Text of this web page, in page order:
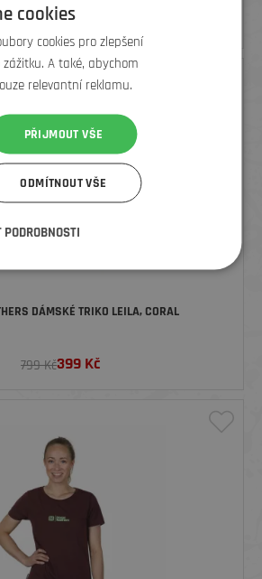
1 520 Kč679
DÁMSKÉ TRIKO LEILA, CORAL
799 Kč399 Kč
cookies
cookies pro zlepšení
zážitku. A také, abychom
relevantní reklamu.
PŘIJMOUT VŠE
ODMÍTNOUT VŠE